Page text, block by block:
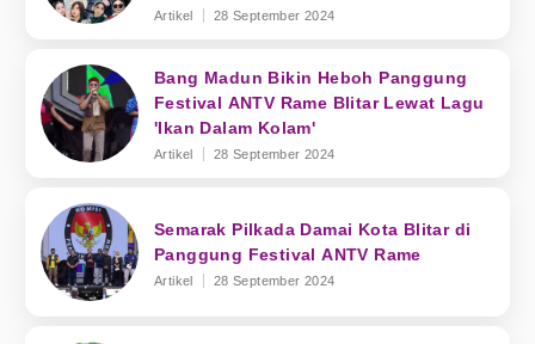
Artikel 28 September 2024
Bang Madun Bikin Heboh Panggung
Festival ANTV Rame Blitar Lewat Lagu
'Ikan Dalam Kolam'
Artikel 28 September 2024
Semarak Pilkada Damai Kota Blitar di
Panggung Festival ANTV Rame
Artikel 28 September 2024